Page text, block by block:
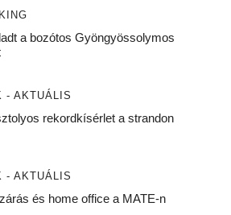
a bozótos Gyöngyössolymos
- AKTUÁLIS
rekordkísérlet a strandon
- AKTUÁLIS
és home office a MATE-n